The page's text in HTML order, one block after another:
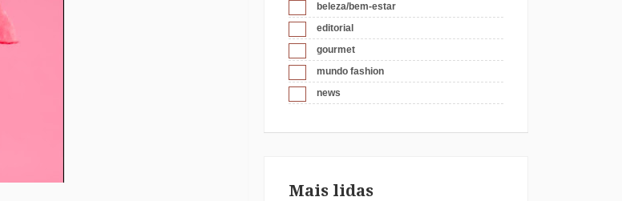
beleza/bem-estar
editorial
gourmet
mundo fashion
news
Mais lidas